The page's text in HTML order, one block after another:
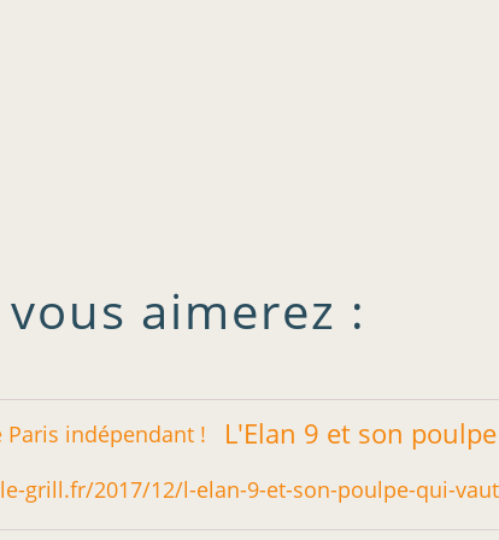
aimerez :
grill.fr/2017/12/l-elan-9-et-son-poulpe-qui-